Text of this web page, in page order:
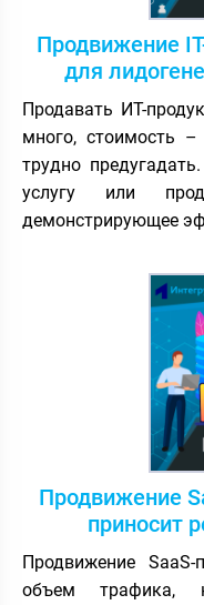
Продвижение
для
Продавать ИТ-
много, стоимость –
трудно
услугу или
демонстрирующее
Продвижение
приносит
Продвижение SaaS-
объем трафика,